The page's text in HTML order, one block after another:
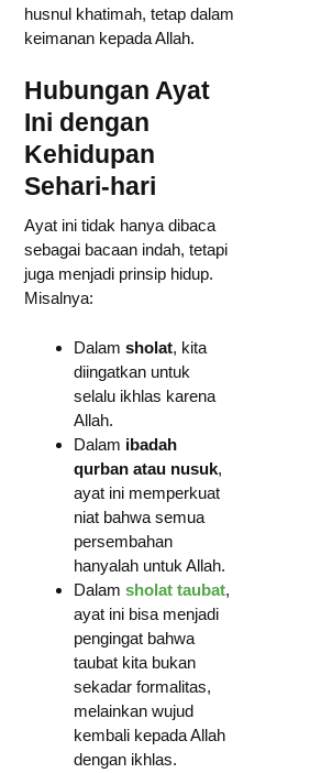
husnul khatimah, tetap dalam
keimanan kepada Allah.
Hubungan Ayat
Ini dengan
Kehidupan
Sehari-hari
Ayat ini tidak hanya dibaca
sebagai bacaan indah, tetapi
juga menjadi prinsip hidup.
Misalnya:
Dalam sholat, kita
diingatkan untuk
selalu ikhlas karena
Allah.
Dalam ibadah
qurban atau nusuk,
ayat ini memperkuat
niat bahwa semua
persembahan
hanyalah untuk Allah.
Dalam sholat taubat,
ayat ini bisa menjadi
pengingat bahwa
taubat kita bukan
sekadar formalitas,
melainkan wujud
kembali kepada Allah
dengan ikhlas.